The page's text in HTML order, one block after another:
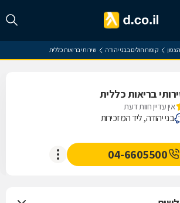
קופות חולים בבני יהודה שירותי בריאות כללית
בריאות כללית
אין עדיין חוות דעת
בני יהודה, ליד המזכירות
04-6605500